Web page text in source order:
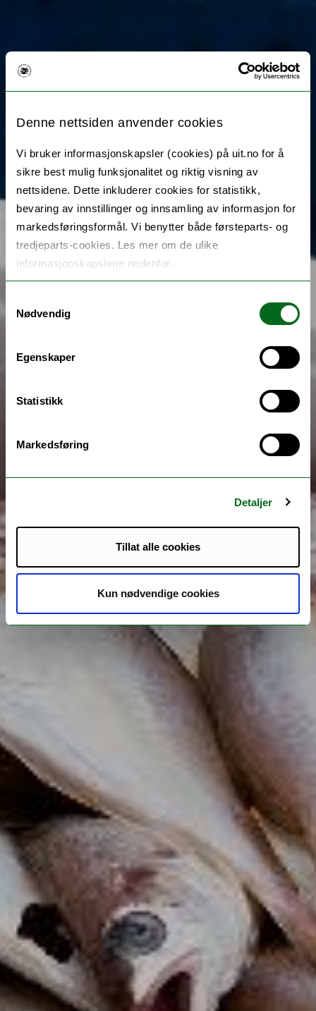
Denne nettsiden anvender cookies
Vi bruker informasjonskapsler (cookies) på uit.no for å
sikre best mulig funksjonalitet og riktig visning av
nettsidene. Dette inkluderer cookies for statistikk,
bevaring av innstillinger og innsamling av informasjon for
markedsføringsformål. Vi benytter både førsteparts- og
tredjeparts-cookies. Les mer om de ulike
informasjonskapslene nedenfor.
Nødvendig
Egenskaper
Statistikk
Markedsføring
Detaljer
Tillat alle cookies
Kun nødvendige cookies